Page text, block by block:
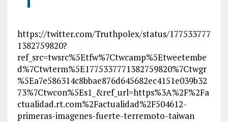
https://twitter.com/Truthpolex/status/177533777
1382759820?
ref_src=twsrc%5Etfw%7Ctwcamp%5Etweetembe
d%7Ctwterm%5E1775337771382759820%7Ctwgr
%5Ea7e586314c8bbae876d645682ec4151e039b32
73%7Ctwcon%5Es1_&ref_url=https%3A%2F%2Fa
ctualidad.rt.com%2Factualidad%2F504612-
primeras-imagenes-fuerte-terremoto-taiwan